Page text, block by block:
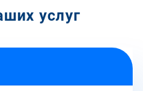
услуг